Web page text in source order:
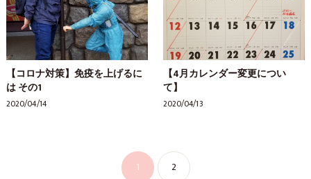
【コロナ対策】免疫を上げるに
は その1
2020/04/14
【4月カレンダー変更につい
て】
2020/04/13
1 2